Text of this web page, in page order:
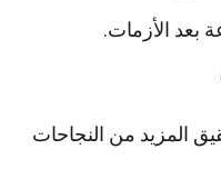
بعد الأزمات.
المزيد من النجاحات